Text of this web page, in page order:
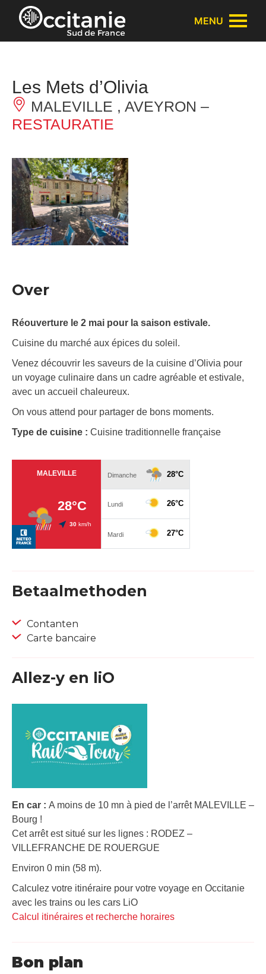
Cookies beheer paneel
MENU
Les Mets d’Olivia
MALEVILLE , AVEYRON –
RESTAURATIE
Over
Réouverture le 2 mai pour la saison estivale.
Cuisine du marché aux épices du soleil.
Venez découvrir les saveurs de la cuisine d’Olivia pour
un voyage culinaire dans un cadre agréable et estivale,
avec un accueil chaleureux.
On vous attend pour partager de bons moments.
Type de cuisine : Cuisine traditionnelle française
Betaalmethoden
Contanten
Carte bancaire
Allez-y en liO
En car : A moins de 10 mn à pied de l’arrêt MALEVILLE –
Bourg !
Cet arrêt est situé sur les lignes : RODEZ –
VILLEFRANCHE DE ROUERGUE
Environ 0 min (58 m).
Calculez votre itinéraire pour votre voyage en Occitanie
avec les trains ou les cars LiO
Calcul itinéraires et recherche horaires
Bon plan